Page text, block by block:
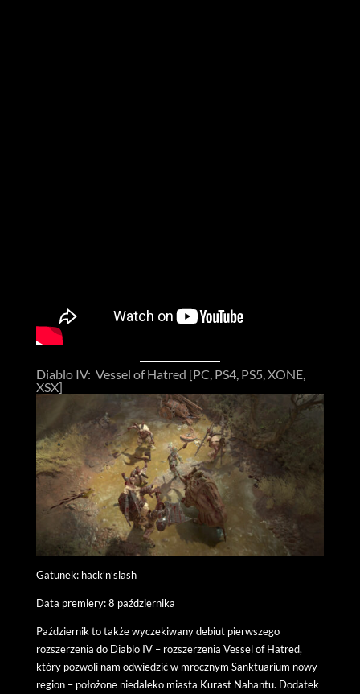
Diablo IV: Vessel of Hatred [PC, PS4, PS5, XONE,
XSX]
Gatunek: hack’n’slash
Data premiery: 8 października
Październik to także wyczekiwany debiut pierwszego
rozszerzenia do Diablo IV – rozszerzenia Vessel of Hatred,
który pozwoli nam odwiedzić w mrocznym Sanktuarium nowy
region – położone niedaleko miasta Kurast Nahantu. Dodatek